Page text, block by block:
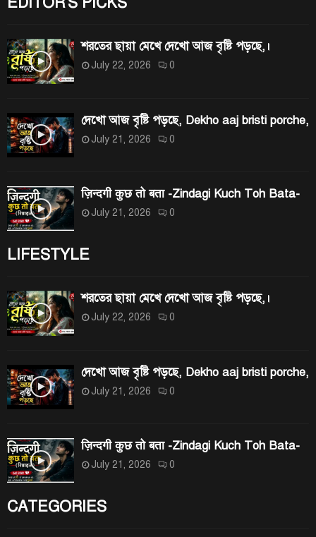
শরতের ছায়া মেখে দেখো আজ বৃষ্টি পড়ছে,।
July 22, 2026 0
দেখো আজ বৃষ্টি পড়ছে, Dekho aaj bristi porche,
July 21, 2026 0
ज़िन्दगी कुछ तो बता -Zindagi Kuch Toh Bata-
July 21, 2026 0
LIFESTYLE
শরতের ছায়া মেখে দেখো আজ বৃষ্টি পড়ছে,।
July 22, 2026 0
দেখো আজ বৃষ্টি পড়ছে, Dekho aaj bristi porche,
July 21, 2026 0
ज़िन्दगी कुछ तो बता -Zindagi Kuch Toh Bata-
July 21, 2026 0
CATEGORIES